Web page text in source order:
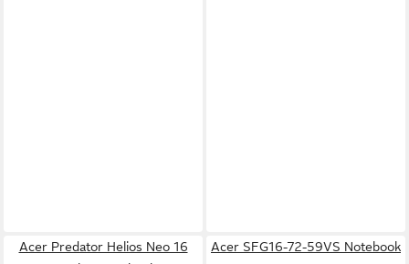
Acer Predator Helios Neo 16
Acer SFG16-72-59VS Notebook